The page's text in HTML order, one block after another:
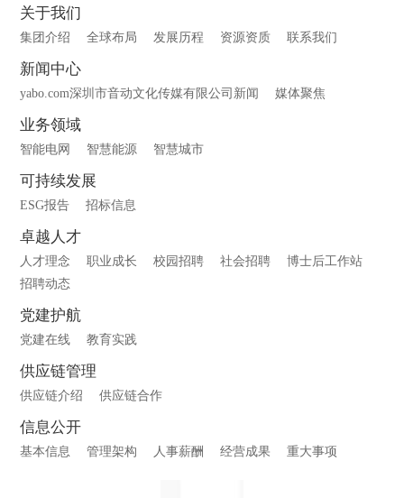
关于我们
集团介绍 全球布局 发展历程 资源资质 联系我们
新闻中心
yabo.com深圳市音动文化传媒有限公司新闻 媒体聚焦
业务领域
智能电网 智慧能源 智慧城市
可持续发展
ESG报告 招标信息
卓越人才
人才理念 职业成长 校园招聘 社会招聘
博士后工作站
招聘动态
党建护航
党建在线 教育实践
供应链管理
供应链介绍 供应链合作
信息公开
基本信息 管理架构 人事薪酬 经营成果 重大事项